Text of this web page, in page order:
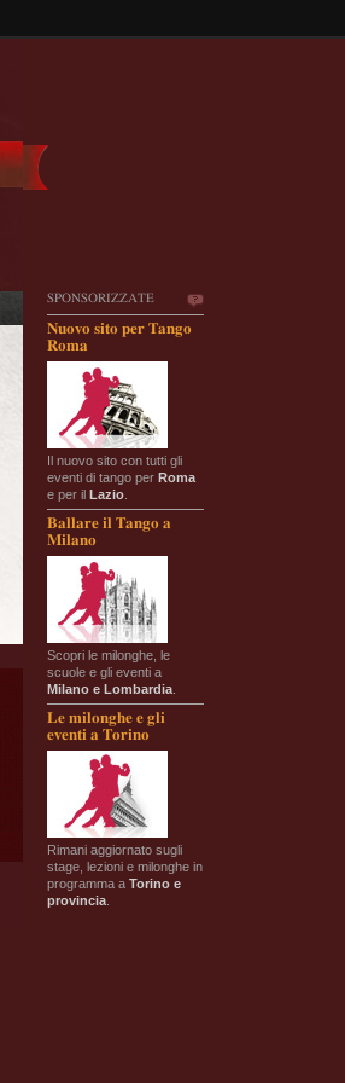
SPONSORIZZATE
Nuovo sito per Tango
Roma
Il nuovo sito con tutti gli
eventi di tango per Roma
e per il Lazio
Ballare il Tango a
Milano
Scopri le milonghe, le
scuole e gli eventi a
Milano e Lombardia
Le milonghe e gli
eventi a Torino
Rimani aggiornato sugli
stage, lezioni e milonghe in
programma a Torino e
provincia